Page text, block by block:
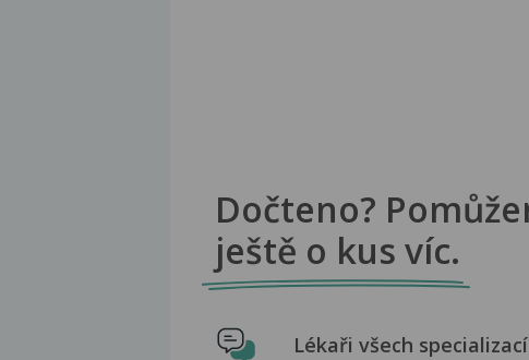
Dočteno?
ještě o kus víc.
Lékaři všech